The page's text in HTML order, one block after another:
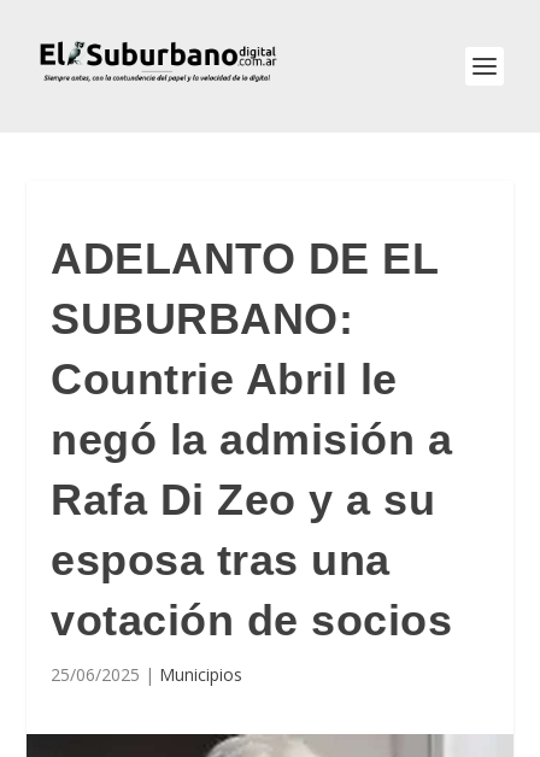
ADELANTO DE EL
SUBURBANO:
Countrie Abril le
negó la admisión a
Rafa Di Zeo y a su
esposa tras una
votación de socios
25/06/2025 | Municipios